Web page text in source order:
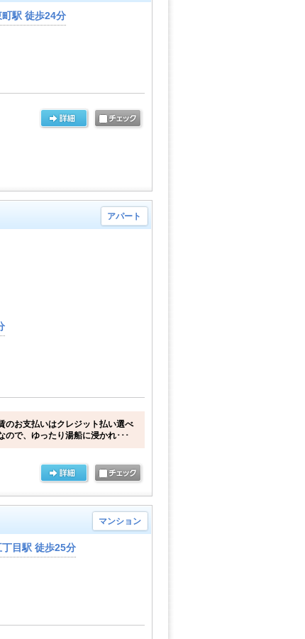
駅 徒歩24分
アパート
のお支払いはクレジット払い選べ
ので、ゆったり湯船に浸かれ･･･
マンション
目駅 徒歩25分